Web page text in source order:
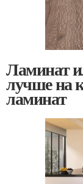
Ламинат
лучше на
ламинат